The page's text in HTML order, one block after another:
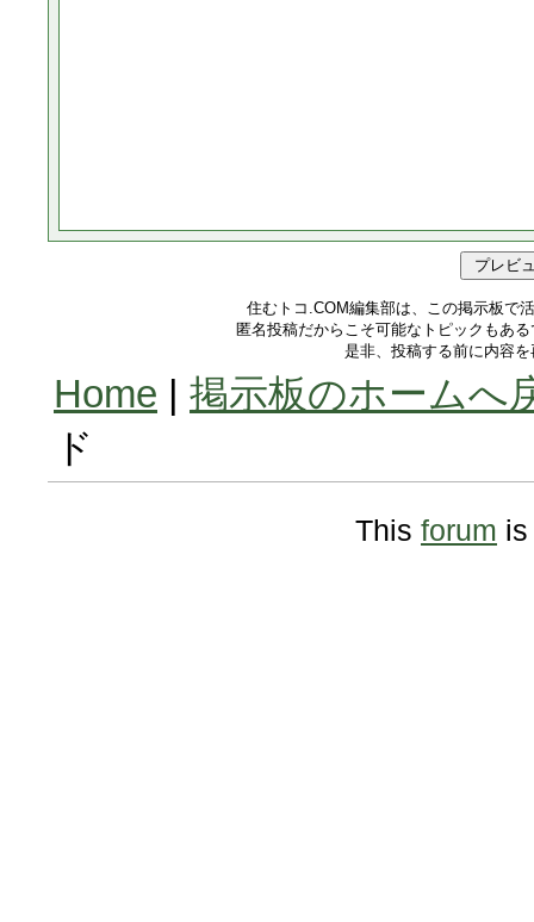
住むトコ.COM編集部は、この掲示板で
匿名投稿だからこそ可能なトピックもあ
是非、投稿する前に内容
Home | 掲示板のホームへ
ド
This forum